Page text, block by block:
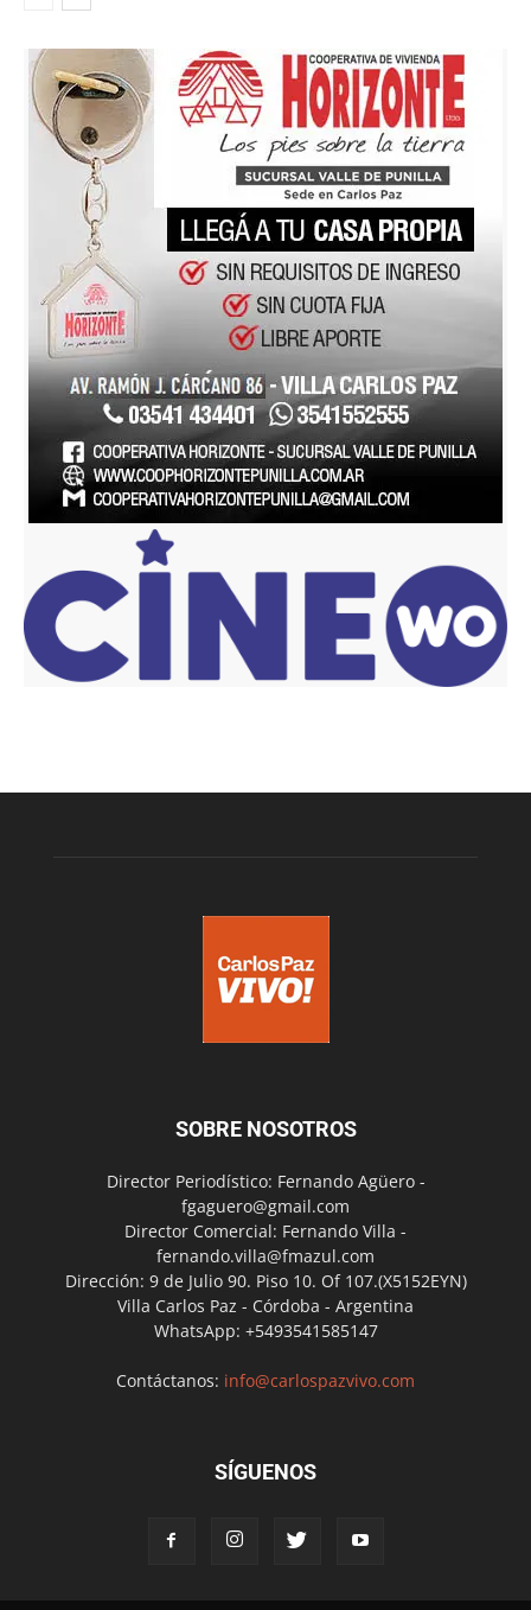
SOBRE NOSOTROS
Director Periodístico: Fernando Agüero -
fgaguero@gmail.com
Director Comercial: Fernando Villa -
fernando.villa@fmazul.com
Dirección: 9 de Julio 90. Piso 10. Of 107.(X5152EYN)
Villa Carlos Paz - Córdoba - Argentina
WhatsApp: +5493541585147
Contáctanos: info@carlospazvivo.com
SÍGUENOS